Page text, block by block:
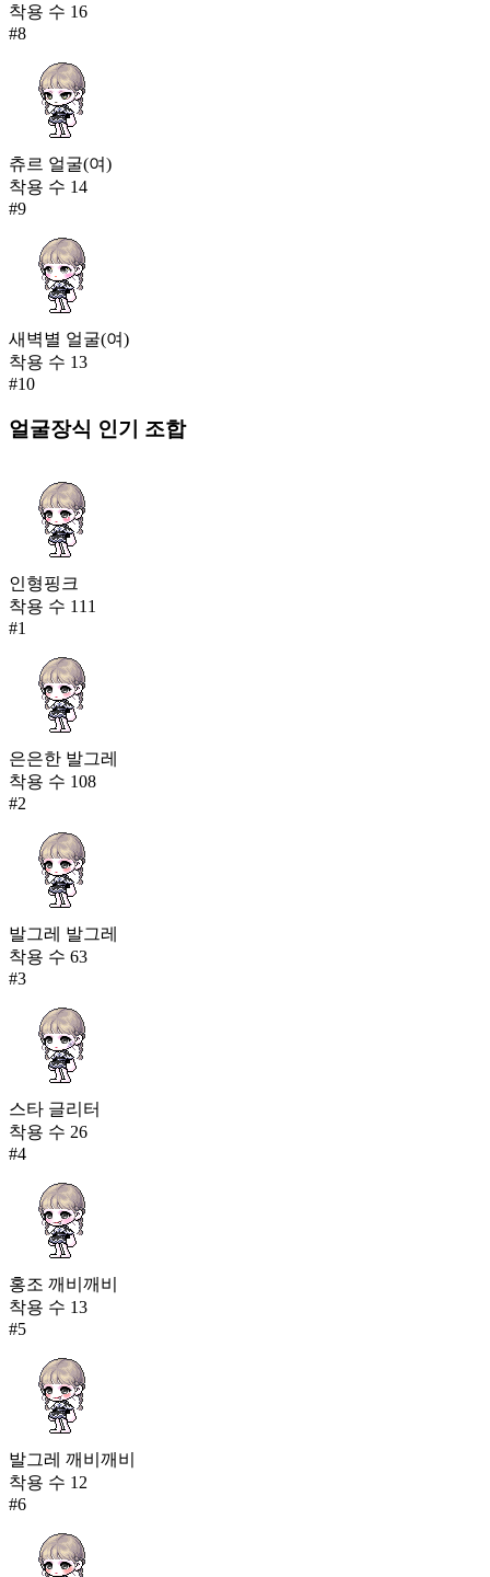
착용 수 16
#8
츄르 얼굴(여)
착용 수 14
#9
새벽별 얼굴(여)
착용 수 13
#10
얼굴장식 인기 조합
인형핑크
착용 수 111
#1
은은한 발그레
착용 수 108
#2
발그레 발그레
착용 수 63
#3
스타 글리터
착용 수 26
#4
홍조 깨비깨비
착용 수 13
#5
발그레 깨비깨비
착용 수 12
#6